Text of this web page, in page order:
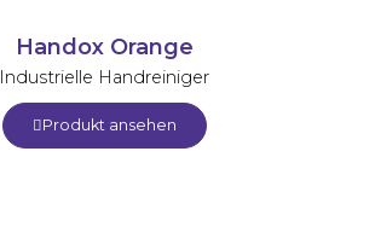
Handox Orange
Industrielle Handreiniger
Produkt ansehen